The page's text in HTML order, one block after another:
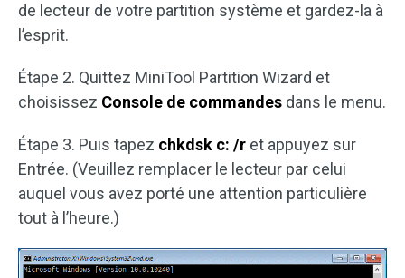
de lecteur de votre partition système et gardez-la à
l’esprit.
Étape 2. Quittez MiniTool Partition Wizard et
choisissez Console de commandes dans le menu.
Étape 3. Puis tapez chkdsk c: /r et appuyez sur
Entrée. (Veuillez remplacer le lecteur par celui
auquel vous avez porté une attention particulière
tout à l’heure.)